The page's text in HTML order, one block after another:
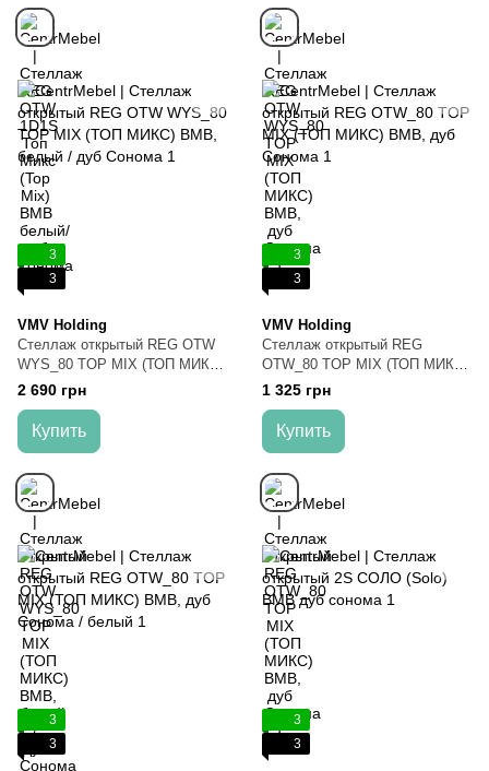
3
3
VMV Holding
Стеллаж открытый REG OTW
WYS_80 TOP MIX (ТОП МИКС)
ВМВ, белый / дуб Сонома
2 690 грн
Купить
3
3
VMV Holding
Стеллаж открытый REG
OTW_80 TOP MIX (ТОП МИКС)
ВМВ, дуб Сонома
1 325 грн
Купить
3
3
3
3